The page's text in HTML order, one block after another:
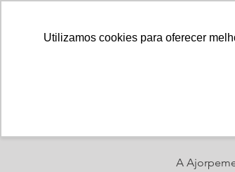
Utilizamos cookies para oferecer
A